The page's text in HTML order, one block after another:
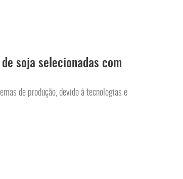
soja selecionadas com
de produção, devido à tecnologias e